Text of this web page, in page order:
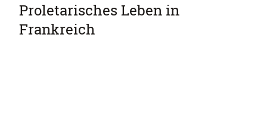
Proletarisches Leben in
Frankreich